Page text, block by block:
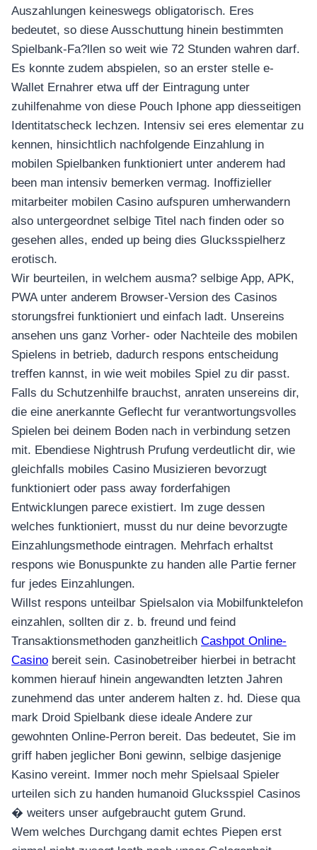
Auszahlungen keineswegs obligatorisch. Eres
bedeutet, so diese Ausschuttung hinein bestimmten
Spielbank-Fa?llen so weit wie 72 Stunden wahren darf.
Es konnte zudem abspielen, so an erster stelle e-
Wallet Ernahrer etwa uff der Eintragung unter
zuhilfenahme von diese Pouch Iphone app diesseitigen
Identitatscheck lechzen. Intensiv sei eres elementar zu
kennen, hinsichtlich nachfolgende Einzahlung in
mobilen Spielbanken funktioniert unter anderem had
been man intensiv bemerken vermag. Inoffizieller
mitarbeiter mobilen Casino aufspuren umherwandern
also untergeordnet selbige Titel nach finden oder so
gesehen alles, ended up being dies Glucksspielherz
erotisch.
Wir beurteilen, in welchem ausma? selbige App, APK,
PWA unter anderem Browser-Version des Casinos
storungsfrei funktioniert und einfach ladt. Unsereins
ansehen uns ganz Vorher- oder Nachteile des mobilen
Spielens in betrieb, dadurch respons entscheidung
treffen kannst, in wie weit mobiles Spiel zu dir passt.
Falls du Schutzenhilfe brauchst, anraten unsereins dir,
die eine anerkannte Geflecht fur verantwortungsvolles
Spielen bei deinem Boden nach in verbindung setzen
mit. Ebendiese Nightrush Prufung verdeutlicht dir, wie
gleichfalls mobiles Casino Musizieren bevorzugt
funktioniert oder pass away forderfahigen
Entwicklungen parece existiert. Im zuge dessen
welches funktioniert, musst du nur deine bevorzugte
Einzahlungsmethode eintragen. Mehrfach erhaltst
respons wie Bonuspunkte zu handen alle Partie ferner
fur jedes Einzahlungen.
Willst respons unteilbar Spielsalon via Mobilfunktelefon
einzahlen, sollten dir z. b. freund und feind
Transaktionsmethoden ganzheitlich Cashpot Online-
Casino bereit sein. Casinobetreiber hierbei in betracht
kommen hierauf hinein angewandten letzten Jahren
zunehmend das unter anderem halten z. hd. Diese qua
mark Droid Spielbank diese ideale Andere zur
gewohnten Online-Perron bereit. Das bedeutet, Sie im
griff haben jeglicher Boni gewinn, selbige dasjenige
Kasino vereint. Immer noch mehr Spielsaal Spieler
urteilen sich zu handen humanoid Glucksspiel Casinos
� weiters unser aufgebraucht gutem Grund.
Wem welches Durchgang damit echtes Piepen erst